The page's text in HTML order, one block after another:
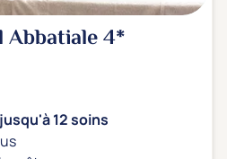
(1)
Abbatiale4*
12 soins